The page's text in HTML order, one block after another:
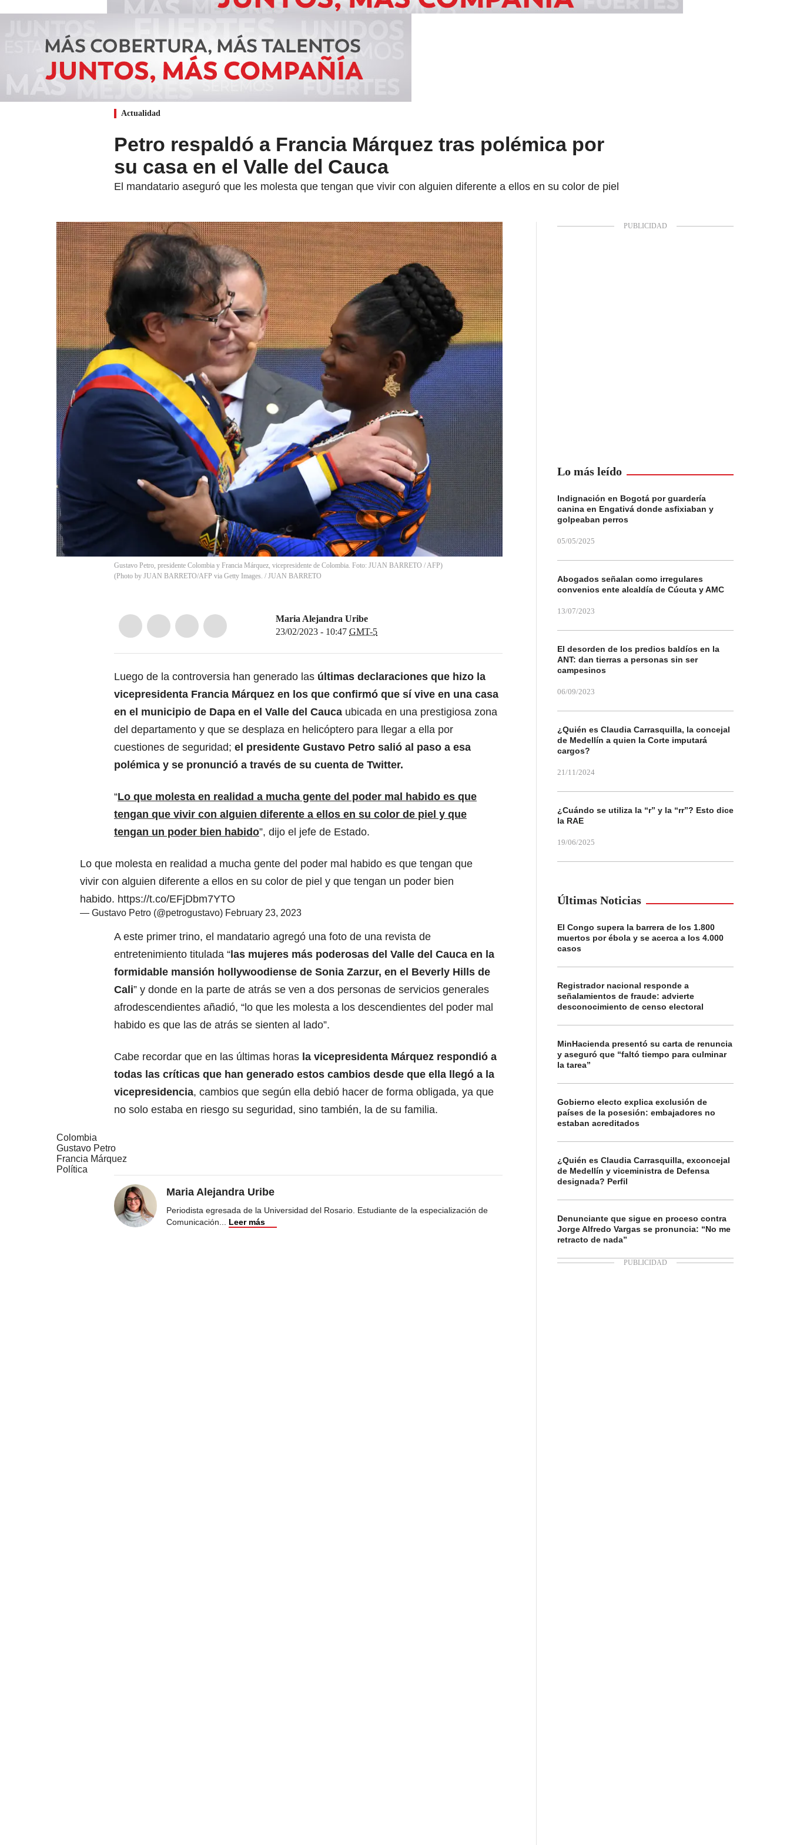
Actualidad
Petro respaldó a Francia Márquez tras polémica por
su casa en el Valle del Cauca
El mandatario aseguró que les molesta que tengan que vivir con alguien diferente a ellos en su color de piel
Gustavo Petro, presidente Colombia y Francia Márquez, vicepresidente de Colombia. Foto: JUAN BARRETO / AFP)
(Photo by JUAN BARRETO/AFP via Getty Images. / JUAN BARRETO
Maria Alejandra Uribe
23/02/2023 - 10:47 GMT-5
Luego de la controversia han generado las últimas declaraciones que hizo la
vicepresidenta Francia Márquez en los que confirmó que sí vive en una casa
en el municipio de Dapa en el Valle del Cauca ubicada en una prestigiosa zona
del departamento y que se desplaza en helicóptero para llegar a ella por
cuestiones de seguridad; el presidente Gustavo Petro salió al paso a esa
polémica y se pronunció a través de su cuenta de Twitter.
“Lo que molesta en realidad a mucha gente del poder mal habido es que
tengan que vivir con alguien diferente a ellos en su color de piel y que
tengan un poder bien habido”, dijo el jefe de Estado.
Lo que molesta en realidad a mucha gente del poder mal habido es que tengan que
vivir con alguien diferente a ellos en su color de piel y que tengan un poder bien
habido. https://t.co/EFjDbm7YTO
— Gustavo Petro (@petrogustavo) February 23, 2023
A este primer trino, el mandatario agregó una foto de una revista de
entretenimiento titulada “ las mujeres más poderosas del Valle del Cauca en la
formidable mansión hollywoodiense de Sonia Zarzur, en el Beverly Hills de
Cali” y donde en la parte de atrás se ven a dos personas de servicios generales
afrodescendientes añadió, “lo que les molesta a los descendientes del poder mal
habido es que las de atrás se sienten al lado”.
Cabe recordar que en las últimas horas la vicepresidenta Márquez respondió a
todas las críticas que han generado estos cambios desde que ella llegó a la
vicepresidencia, cambios que según ella debió hacer de forma obligada, ya que
no solo estaba en riesgo su seguridad, sino también, la de su familia.
Colombia
Gustavo Petro
Francia Márquez
Política
Maria Alejandra Uribe
Periodista egresada de la Universidad del Rosario. Estudiante de la especialización de
Comunicación... Leer más
Lo más leído
Indignación en Bogotá por guardería
canina en Engativá donde asfixiaban y
golpeaban perros
05/05/2025
Abogados señalan como irregulares
convenios ente alcaldía de Cúcuta y AMC
13/07/2023
El desorden de los predios baldíos en la
ANT: dan tierras a personas sin ser
campesinos
06/09/2023
¿Quién es Claudia Carrasquilla, la concejal
de Medellín a quien la Corte imputará
cargos?
21/11/2024
¿Cuándo se utiliza la “r” y la “rr”? Esto dice
la RAE
19/06/2025
Últimas Noticias
El Congo supera la barrera de los 1.800
muertos por ébola y se acerca a los 4.000
casos
Registrador nacional responde a
señalamientos de fraude: advierte
desconocimiento de censo electoral
MinHacienda presentó su carta de renuncia
y aseguró que “faltó tiempo para culminar
la tarea”
Gobierno electo explica exclusión de
países de la posesión: embajadores no
estaban acreditados
¿Quién es Claudia Carrasquilla, exconcejal
de Medellín y viceministra de Defensa
designada? Perfil
Denunciante que sigue en proceso contra
Jorge Alfredo Vargas se pronuncia: “No me
retracto de nada”